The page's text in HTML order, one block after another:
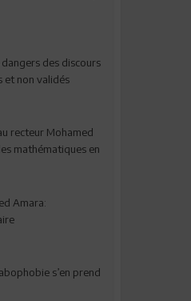
des discours
et non validés
recteur Mohamed
mathématiques en
Amara:
s’en prend